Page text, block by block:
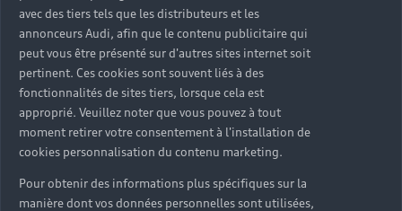
avec des tiers tels que les distributeurs et les
annonceurs Audi, afin que le contenu publicitaire qui
peut vous être présenté sur d'autres sites internet soit
pertinent. Ces cookies sont souvent liés à des
fonctionnalités de sites tiers, lorsque cela est
approprié. Veuillez noter que vous pouvez à tout
moment retirer votre consentement à l'installation de
cookies personnalisation du contenu marketing.
Pour obtenir des informations plus spécifiques sur la
manière dont vos données personnelles sont utilisées,